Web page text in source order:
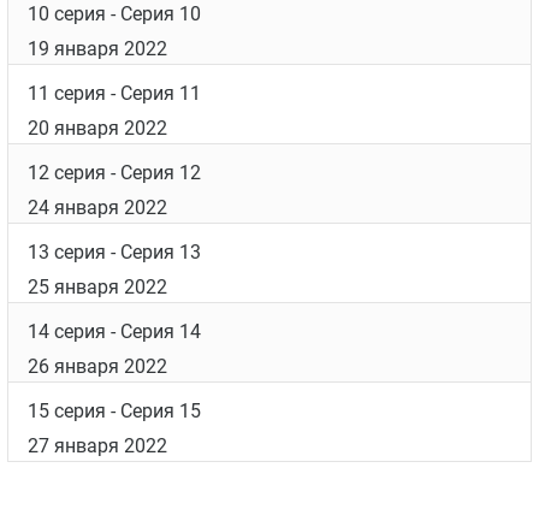
10 серия - Серия 10
19 января 2022
11 серия - Серия 11
20 января 2022
12 серия - Серия 12
24 января 2022
13 серия - Серия 13
25 января 2022
14 серия - Серия 14
26 января 2022
15 серия - Серия 15
27 января 2022